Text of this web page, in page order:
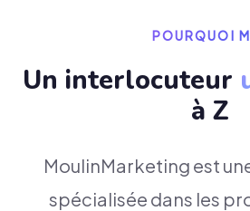
POURQUOI
Un interlocuteur
à Z
MoulinMarketing est
spécialisée dans les